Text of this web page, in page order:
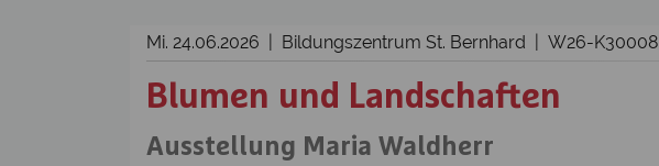
Mi. 24.06.2026 | Bildungszentrum St. Bernhard | W26-K30008
Blumen und Landschaften
Ausstellung Maria Waldherr